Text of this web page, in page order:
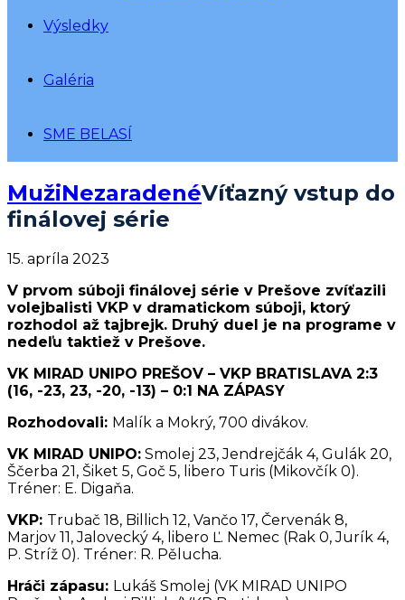
Výsledky
Galéria
SME BELASÍ
MužiNezaradenéVíťazný vstup do
finálovej série
15. apríla 2023
V prvom súboji finálovej série v Prešove zvíťazili
volejbalisti VKP v dramatickom súboji, ktorý
rozhodol až tajbrejk. Druhý duel je na programe v
nedeľu taktiež v Prešove.
VK MIRAD UNIPO PREŠOV – VKP BRATISLAVA 2:3
(16, -23, 23, -20, -13) – 0:1 NA ZÁPASY
Rozhodovali: Malík a Mokrý, 700 divákov.
VK MIRAD UNIPO: Smolej 23, Jendrejčák 4, Gulák 20,
Ščerba 21, Šiket 5, Goč 5, libero Turis (Mikovčík 0).
Tréner: E. Digaňa.
VKP: Trubač 18, Billich 12, Vančo 17, Červenák 8,
Marjov 11, Jalovecký 4, libero Ľ. Nemec (Rak 0, Jurík 4,
P. Stríž 0). Tréner: R. Pělucha.
Hráči zápasu: Lukáš Smolej (VK MIRAD UNIPO